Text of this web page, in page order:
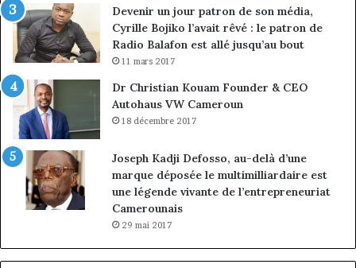
Devenir un jour patron de son média,
Cyrille Bojiko l’avait rêvé : le patron de
Radio Balafon est allé jusqu’au bout
11 mars 2017
Dr Christian Kouam Founder & CEO
Autohaus VW Cameroun
18 décembre 2017
Joseph Kadji Defosso, au-delà d’une
marque déposée le multimilliardaire est
une légende vivante de l’entrepreneuriat
Camerounais
29 mai 2017